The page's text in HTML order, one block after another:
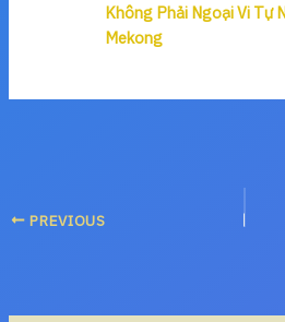
Không Phải Ngoại Vi Tự
Mekong
PREVIOUS